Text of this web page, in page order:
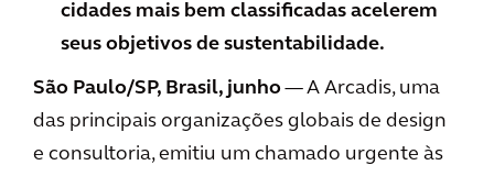
cidades mais bem classificadas acelerem
seus objetivos de sustentabilidade.
São Paulo/SP, Brasil, junho— A Arcadis, uma
das principais organizações globais de design
e consultoria, emitiu um chamado urgente às